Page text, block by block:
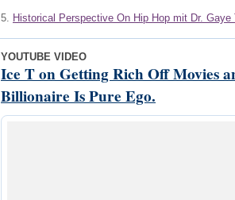
5. Historical Perspective On Hip Hop mit Dr. Gaye
YOUTUBE VIDEO
Ice T on Getting Rich Off Movies
Billionaire Is Pure Ego.